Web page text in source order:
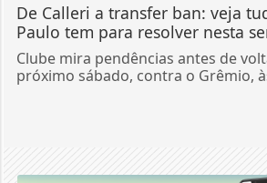
De Calleri a transfer ban: veja
Paulo tem para resolver nesta
Clube mira pendências antes de
próximo sábado, contra o Grêmio,